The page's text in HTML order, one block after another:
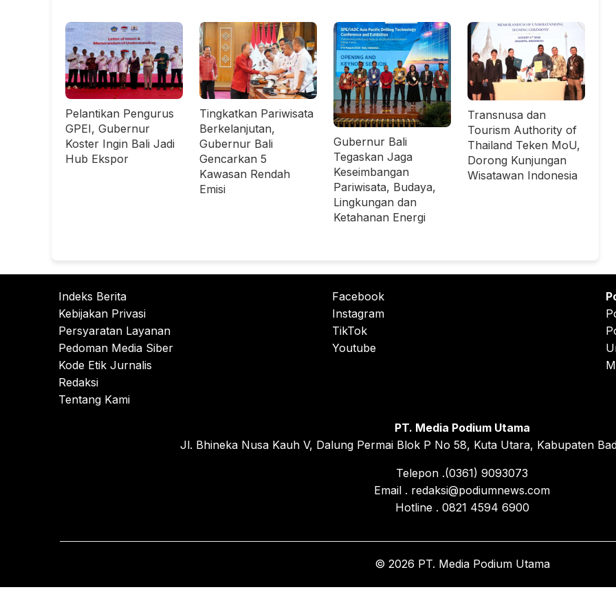
Pelantikan Pengurus
GPEI, Gubernur
Koster Ingin Bali Jadi
Hub Ekspor
Tingkatkan Pariwisata
Berkelanjutan,
Gubernur Bali
Gencarkan 5
Kawasan Rendah
Emisi
Gubernur Bali
Tegaskan Jaga
Keseimbangan
Pariwisata, Budaya,
Lingkungan dan
Ketahanan Energi
Transnusa dan
Tourism Authority of
Thailand Teken MoU,
Dorong Kunjungan
Wisatawan Indonesia
Indeks Berita
Kebijakan Privasi
Persyaratan Layanan
Pedoman Media Siber
Kode Etik Jurnalis
Redaksi
Tentang Kami
Facebook
Instagram
TikTok
Youtube
PT. Media Podium Utama
Jl. Bhineka Nusa Kauh V, Dalung Permai Blok P No 58, Kuta Utara, Kabupaten
Telepon .(0361) 9093073
Email . redaksi@podiumnews.com
Hotline . 0821 4594 6900
© 2026 PT. Media Podium Utama